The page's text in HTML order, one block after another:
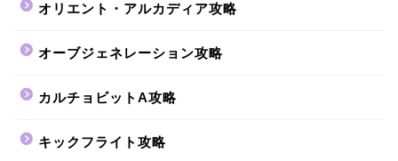
オリエント・アルカディア攻略
オーブジェネレーション攻略
カルチョビットA攻略
キックフライト攻略